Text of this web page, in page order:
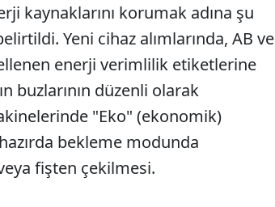
kaynaklarını korumak adına şu
Yeni cihaz alımlarında, AB ve
enerji verimlilik etiketlerine
buzlarının düzenli olarak
"Eko" (ekonomik)
bekleme modunda
fişten çekilmesi.